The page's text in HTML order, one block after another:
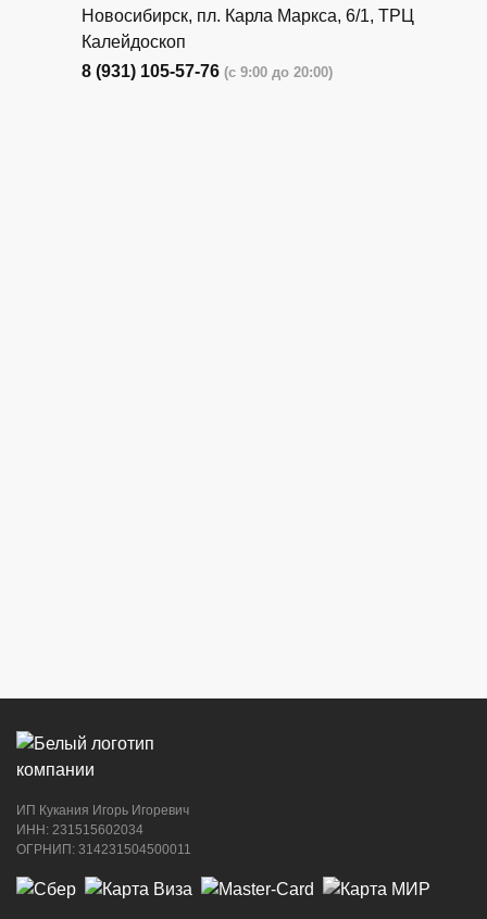
Новосибирск, пл. Карла Маркса, 6/1, ТРЦ
Калейдоскоп
8 (931) 105-57-76 (с 9:00 до 20:00)
ИП Кукания Игорь Игоревич
ИНН: 231515602034
ОГРНИП: 314231504500011